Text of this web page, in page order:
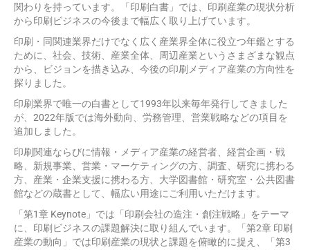
関わりを持っています。「印刷白書」では、印刷産業の現状分析
から印刷ビジネスの今後まで幅広く取り上げています。
印刷・同関連業界だけでなく広く産業界全体に役立つ年鑑とする
ために、社会、技術、産業全体、周辺産業というさまざまな観点
から、ビジョンを描き込み、今後の印刷メディア産業の方向性を
探りました。
印刷業界で唯一の白書として1993年以来毎年発行してきました
が、2022年版では海外動向、労務管理、営業戦略などの項目を
追加しました。
印刷関連ならびに情報・メディア産業の経営者、経営企画・戦
略、新規事業、営業・マーケティングの方、調査、研究に携わる
方、産業・企業支援に携わる方、大学図書館・研究室・公共図書
館などの蔵書として、幅広い用途にご利用いただけます。
「第1章 Keynote」では「印刷会社の造注・創注戦略」をテーマ
に、印刷ビジネスの課題解決に取り組んでいます。「第2章 印刷
産業の動向」では印刷産業の現状と課題を俯瞰的に捉え、「第3